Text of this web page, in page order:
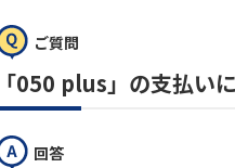
ご質問
「050 plus」の支払い
回答